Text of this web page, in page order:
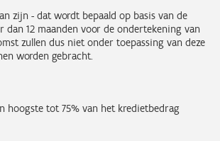
zijn - dat wordt bepaald op basis van de
dan 12 maanden voor de ondertekening van
zullen dus niet onder toepassing van deze
worden gebracht.
hoogste tot 75% van het kredietbedrag